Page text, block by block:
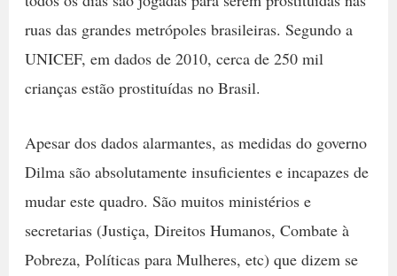
ruas das grandes metrópoles brasileiras. Segundo a
UNICEF, em dados de 2010, cerca de 250 mil
crianças estão prostituídas no Brasil.
Apesar dos dados alarmantes, as medidas do governo
Dilma são absolutamente insuficientes e incapazes de
mudar este quadro. São muitos ministérios e
secretarias (Justiça, Direitos Humanos, Combate à
Pobreza, Políticas para Mulheres, etc) que dizem se